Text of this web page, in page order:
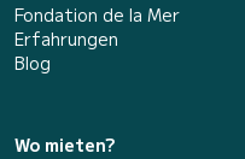
Fondation de la Mer
Erfahrungen
Blog
Wo mieten?